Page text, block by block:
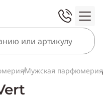
Мужская парфюмерия